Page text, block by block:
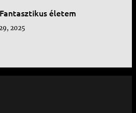
életem
2025